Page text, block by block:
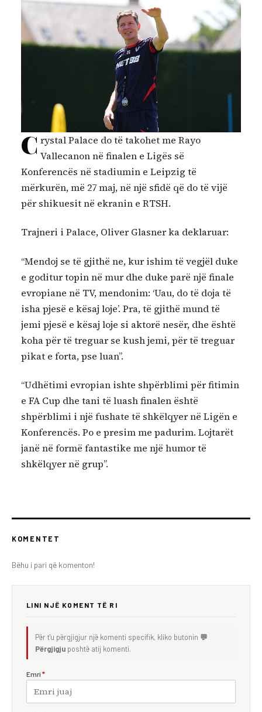
C rystal Palace do të takohet me Rayo
Vallecanon në finalen e Ligës së
Konferencës në stadiumin e Leipzig të
mërkurën, më 27 maj, në një sfidë që do të vijë
për shikuesit në ekranin e RTSH.
Trajneri i Palace, Oliver Glasner ka deklaruar:
“Mendoj se të gjithë ne, kur ishim të vegjël duke
e goditur topin në mur dhe duke parë një finale
evropiane në TV, mendonim: ‘Uau, do të doja të
isha pjesë e kësaj loje’. Pra, të gjithë mund të
jemi pjesë e kësaj loje si aktorë nesër, dhe është
koha për të treguar se kush jemi, për të treguar
pikat e forta, pse luan”.
“Udhëtimi evropian ishte shpërblimi për fitimin
e FA Cup dhe tani të luash finalen është
shpërblimi i një fushate të shkëlqyer në Ligën e
Konferencës. Po e presim me padurim. Lojtarët
janë në formë fantastike me një humor të
shkëlqyer në grup”.
KOMENTET
Bëhu i pari që komenton!
LINI NJË KOMENT TË RI
Për t'u përgjigjur një komenti specifik, kliko butonin 💬
Përgjigju poshtë atij komenti.
Emri *